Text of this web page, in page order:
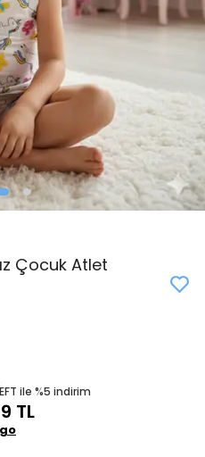
Çocuk Atlet
ile %5 indirim
TL